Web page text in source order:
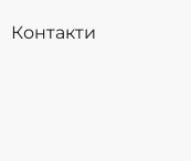
Контакти